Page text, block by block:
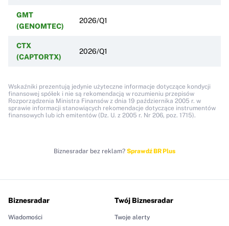
GMT
(GENOMTEC)
2026/Q1
CTX
(CAPTORTX)
2026/Q1
Wskaźniki prezentują jedynie użyteczne informacje dotyczące kondycji
finansowej spółek i nie są rekomendacją w rozumieniu przepisów
Rozporządzenia Ministra Finansów z dnia 19 października 2005 r. w
sprawie informacji stanowiących rekomendacje dotyczące instrumentów
finansowych lub ich emitentów (Dz. U. z 2005 r. Nr 206, poz. 1715).
Biznesradar bez reklam? Sprawdź BR Plus
Biznesradar
Wiadomości
Twój Biznesradar
Twoje alerty